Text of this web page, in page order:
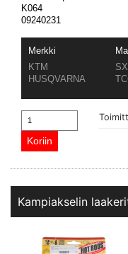
K064
09240231
Merkki
KTM
HUSQVARNA
Kampiakselin